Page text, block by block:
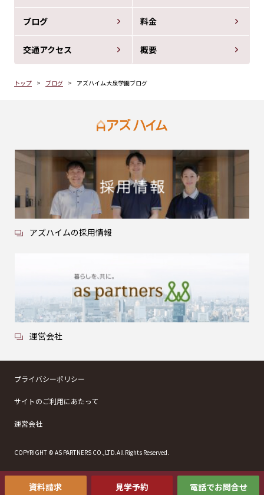
資料請求 見学予約 電話でお問合せ
ブログ 料金
交通アクセス 概要
トップ ブログ アズハイム大泉学園ブログ
アズハイムの採用情報
運営会社
プライバシーポリシー
サイトのご利用にあたって
運営会社
COPYRIGHT © AS PARTNERS CO.,LTD.All Rights Reserved.